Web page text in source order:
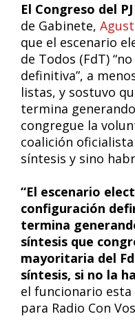
El Congreso del
de Gabinete,
que el escenario
de Todos (FdT)
definitiva”, a
listas, y sostuvo
termina
congregue la
coalición
síntesis y sino
“El escenario
configuración
termina
síntesis que
mayoritaria del
síntesis, si no la
el funcionario esta
para Radio Con